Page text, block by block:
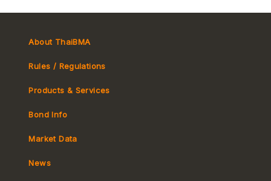
About ThaiBMA
Rules / Regulations
Tax
Products & Services
MeBond
Bond Info
Market Data
Yield Curve
News